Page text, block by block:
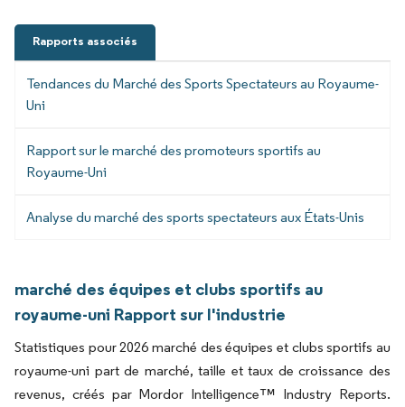
Rapports associés
Tendances du Marché des Sports Spectateurs au Royaume-
Uni
Rapport sur le marché des promoteurs sportifs au
Royaume-Uni
Analyse du marché des sports spectateurs aux États-Unis
marché des équipes et clubs sportifs au
royaume-uni Rapport sur l'industrie
Statistiques pour 2026 marché des équipes et clubs sportifs au
royaume-uni part de marché, taille et taux de croissance des
revenus, créés par Mordor Intelligence™ Industry Reports.